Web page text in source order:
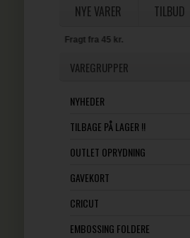
NYE VARER TILBUD
Fri fragt ved køb
VAREGRUPPER
NYHEDER
TILBAGE PÅ LAGER !!
OUTLET OPRYDNING
GAVEKORT
CRICUT
EMBOSSING FOLDERE